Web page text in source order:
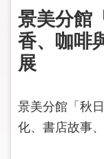
活
動
報
導
關
於
景美分館
香、咖啡
展
景美分館「秋
化、書店故事